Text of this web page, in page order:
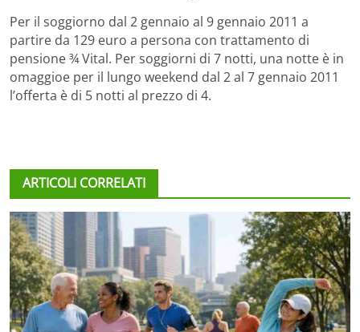
Per il soggiorno dal 2 gennaio al 9 gennaio 2011 a
partire da 129 euro a persona con trattamento di
pensione ¾ Vital. Per soggiorni di 7 notti, una notte è in
omaggioe per il lungo weekend dal 2 al 7 gennaio 2011
l’offerta è di 5 notti al prezzo di 4.
ARTICOLI CORRELATI